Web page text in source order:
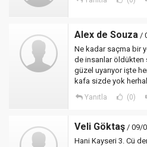
Alex de Souza /
Ne kadar saçma bir
de insanlar öldükten
güzel uyarıyor işte
kafa sizde yok
Yanıtla (0)
Veli Göktaş / 09/
Hani Kayseri 3. Cü